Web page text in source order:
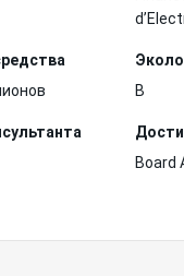
B
Board